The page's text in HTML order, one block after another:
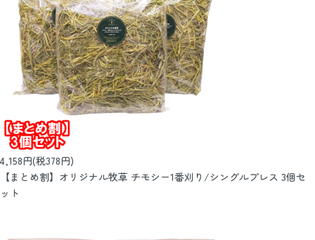
4,158円(税378円)
【まとめ割】オリジナル牧草 チモシー1番刈り/シングルプレス 3個セ
ット